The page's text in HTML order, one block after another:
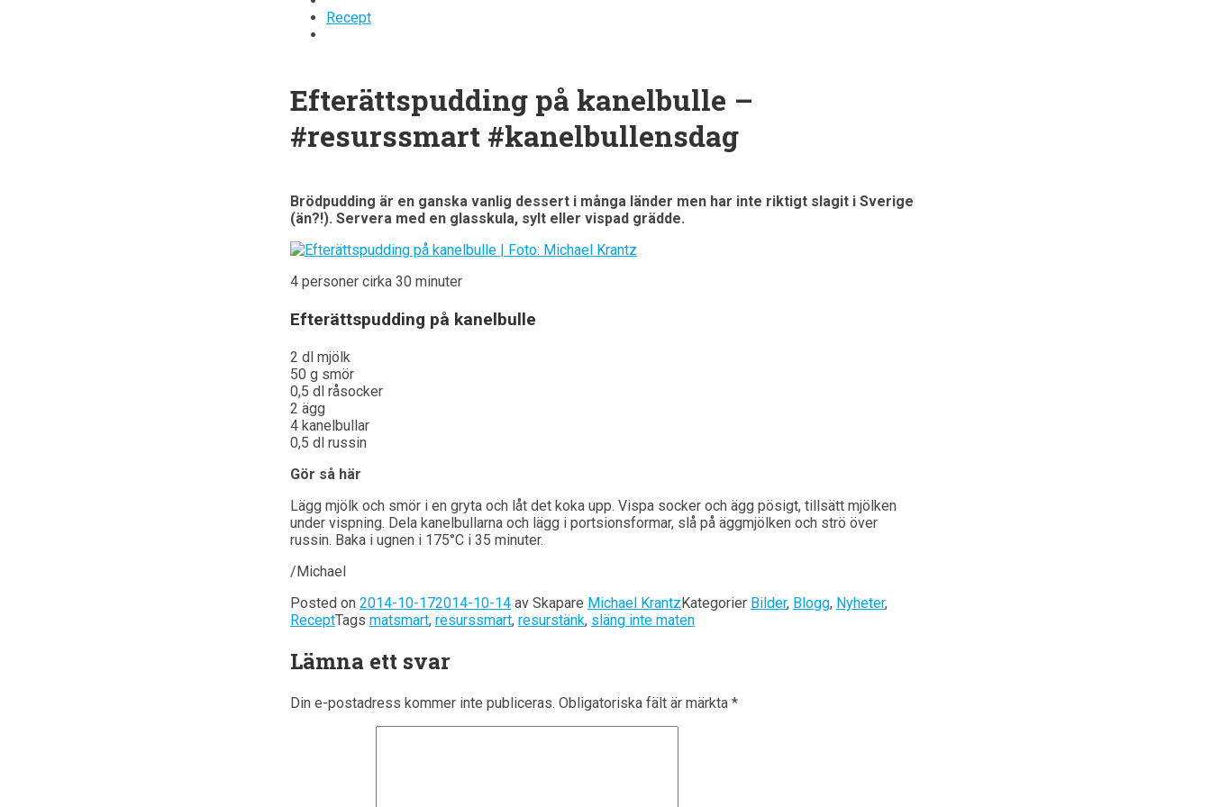
Recept
Efterättspudding på kanelbulle –
#resurssmart #kanelbullensdag
Brödpudding är en ganska vanlig dessert i många länder men har inte riktigt slagit i Sverige
(än?!). Servera med en glasskula, sylt eller vispad grädde.
4 personer cirka 30 minuter
Efterättspudding på kanelbulle
2 dl mjölk
50 g smör
0,5 dl råsocker
2 ägg
4 kanelbullar
0,5 dl russin
Gör så här
Lägg mjölk och smör i en gryta och låt det koka upp. Vispa socker och ägg pösigt, tillsätt mjölken
under vispning. Dela kanelbullarna och lägg i portsionsformar, slå på äggmjölken och strö över
russin. Baka i ugnen i 175°C i 35 minuter.
/Michael
Posted on 2014-10-172014-10-14 av Skapare Michael KrantzKategorier Bilder, Blogg, Nyheter,
ReceptTags matsmart, resurssmart, resurstänk, släng inte maten
Lämna ett svar
Din e-postadress kommer inte publiceras. Obligatoriska fält är märkta *